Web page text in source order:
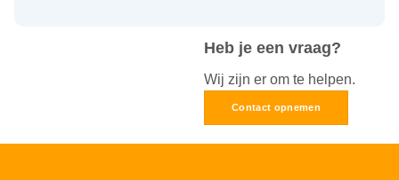
Heb je een vraag?
Wij zijn er om te helpen.
Contact opnemen